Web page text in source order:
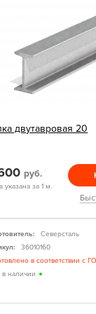
двутавровая 20
руб.
указана за 1 м.
Северсталь
36010160
в соответствии с
в наличии